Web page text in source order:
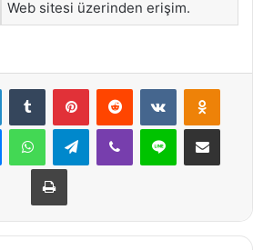
Web sitesi üzerinden erişim.
LinkedInTumblr PinterestReddit VKontakte
MessengerWhatsAppTelegramViber Line E-Posta ile
Yazdır